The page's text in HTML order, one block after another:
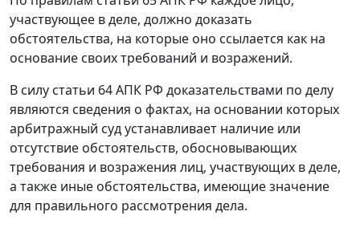
участвующее в деле, должно доказать
обстоятельства, на которые оно ссылается как на
основание своих требований и возражений.
В силу статьи 64АПК РФ доказательствами по делу
являются сведения о фактах, на основании которых
арбитражный суд устанавливает наличие или
отсутствие обстоятельств, обосновывающих
требования и возражения лиц, участвующих в деле,
а также иные обстоятельства, имеющие значение
для правильного рассмотрения дела.